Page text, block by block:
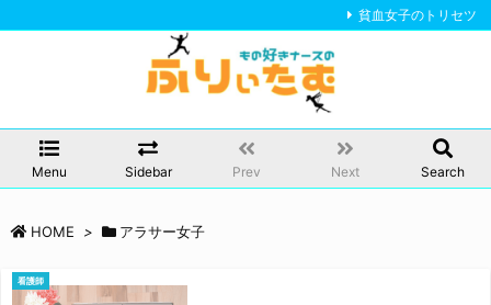
Menu Sidebar Prev Next Search
貧血女子のトリセツ
HOME > アラサー女子
看護師